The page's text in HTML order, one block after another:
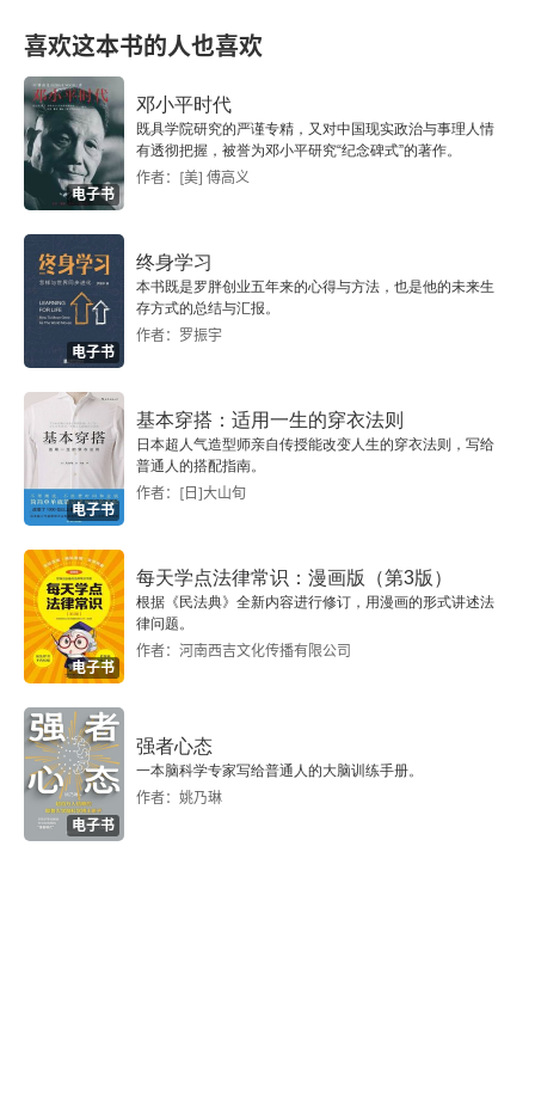
一 “结合论”的历史进程与侧重点
二 “结合论”的局限性与面临的新挑战
三 立足中国社会“向前看”的“创建论”
中编 中国道路的创造性探索
第五章 毛泽东：调查研究与反对本本主义
一 为什么要反对本本主义
二 怎样反对本本主义
三 反对本本主义的跨时空价值
第六章 毛泽东：价值评价的立场与方法
一 毛泽东的《湖南农民运动考察报告》
二 如何评价湖南农民运动
四 “好得很”还是“糟得很”自有“公论”
五 实践是检验“好”抑或“糟”的最终标准
喜欢这本书的人也喜欢
电子书
邓小平时代
既具学院研究的严谨专精，又对中国现实政治与事理人情
有透彻把握，被誉为邓小平研究“纪念碑式”的著作。
作者：[美] 傅高义
电子书
终身学习
本书既是罗胖创业五年来的心得与方法，也是他的未来生
存方式的总结与汇报。
作者：罗振宇
电子书
基本穿搭：适用一生的穿衣法则
日本超人气造型师亲自传授能改变人生的穿衣法则，写给
普通人的搭配指南。
作者：[日]大山旬
电子书
每天学点法律常识：漫画版（第3版）
根据《民法典》全新内容进行修订，用漫画的形式讲述法
律问题。
作者：河南西吉文化传播有限公司
电子书
强者心态
一本脑科学专家写给普通人的大脑训练手册。
作者：姚乃琳